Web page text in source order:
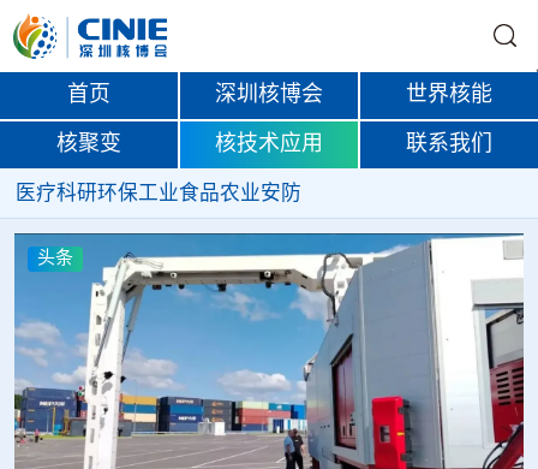
首页 深圳核博会 世界核能
核聚变 核技术应用 联系我们
医疗科研环保工业食品农业安防
头条